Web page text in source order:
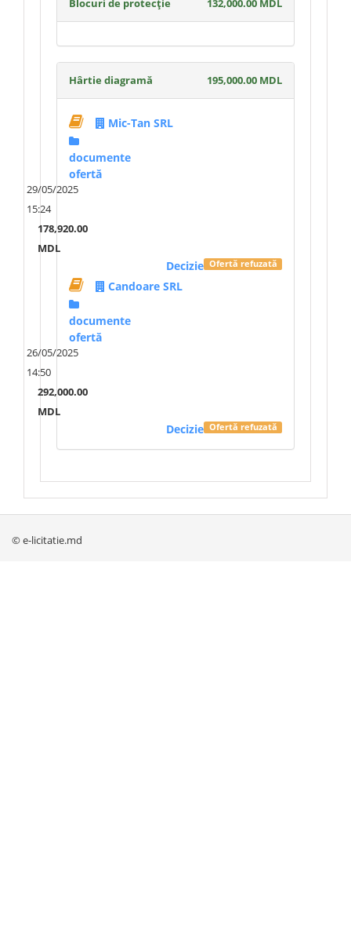
Blocuri de protecție 132,000.00 MDL
Hârtie diagramă 195,000.00 MDL
Mic-Tan SRL
documente
ofertă
29/05/2025
15:24
178,920.00
MDL
Ofertă refuzată
Decizie
Candoare SRL
documente
ofertă
26/05/2025
14:50
292,000.00
MDL
Ofertă refuzată
Decizie
© e-licitatie.md